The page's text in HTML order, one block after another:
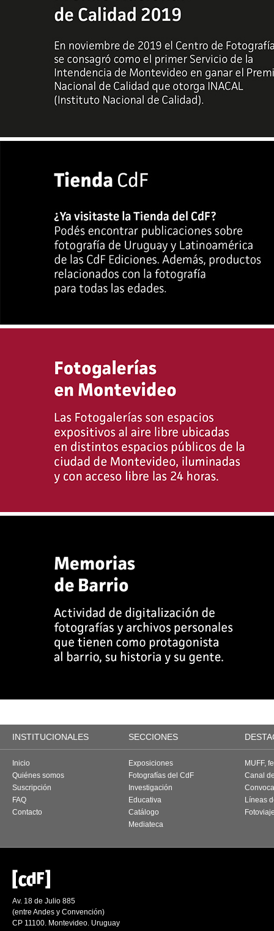
INSTITUCIONALES SECCIONES
Inicio
Quiénes somos
Suscripción
FAQ
Contacto
Exposiciones
Fotografías del CdF
Investigación
Educativa
Catálogo
Mediateca
MUFF,
Canal
Líneas
Av. 18 de Julio 885
(entre Andes y Convención)
CP 11100. Montevideo. Uruguay